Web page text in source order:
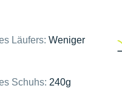
Läufers:Weniger
Schuhs: 240g